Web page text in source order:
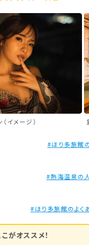
媛県(1)
県(2)
イメージ）
#ほり多旅館
#熱海温泉の
#ほり多旅館のよく
がオススメ！